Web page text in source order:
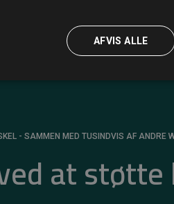
- SAMMEN MED TUSINDVIS AF ANDRE
at
AFVIS ALLE